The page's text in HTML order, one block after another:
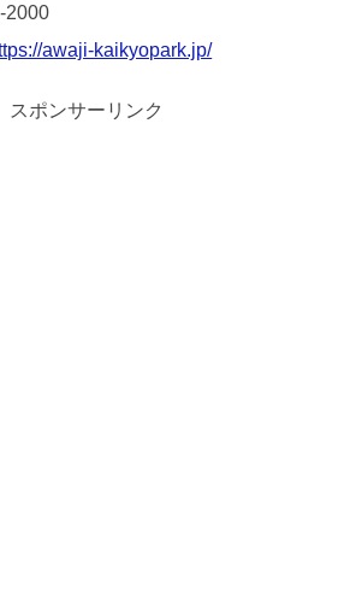
2000
awaji-kaikyopark.jp/
スポンサーリンク